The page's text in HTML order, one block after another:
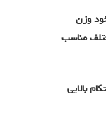
وزن
مناسب
بالایی